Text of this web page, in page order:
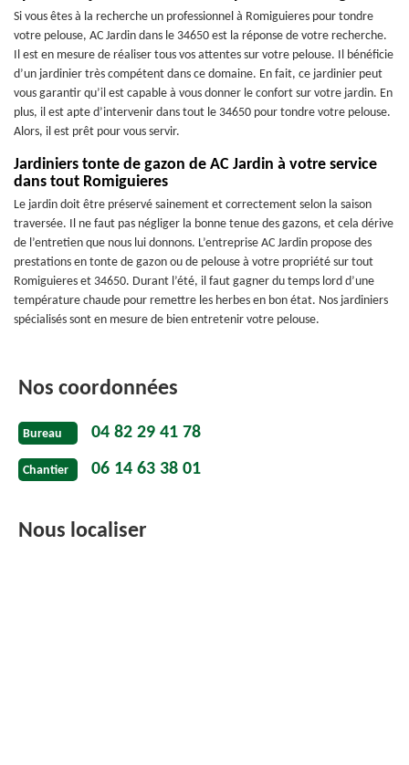
Si vous êtes à la recherche un professionnel à Romiguieres pour tondre
votre pelouse, AC Jardin dans le 34650 est la réponse de votre recherche.
Il est en mesure de réaliser tous vos attentes sur votre pelouse. Il bénéficie
d’un jardinier très compétent dans ce domaine. En fait, ce jardinier peut
vous garantir qu’il est capable à vous donner le confort sur votre jardin. En
plus, il est apte d’intervenir dans tout le 34650 pour tondre votre pelouse.
Alors, il est prêt pour vous servir.
Jardiniers tonte de gazon de AC Jardin à votre service
dans tout Romiguieres
Le jardin doit être préservé sainement et correctement selon la saison
traversée. Il ne faut pas négliger la bonne tenue des gazons, et cela dérive
de l’entretien que nous lui donnons. L’entreprise AC Jardin propose des
prestations en tonte de gazon ou de pelouse à votre propriété sur tout
Romiguieres et 34650. Durant l’été, il faut gagner du temps lord d’une
température chaude pour remettre les herbes en bon état. Nos jardiniers
spécialisés sont en mesure de bien entretenir votre pelouse.
Nos coordonnées
Bureau 04 82 29 41 78
Chantier 06 14 63 38 01
Nous localiser